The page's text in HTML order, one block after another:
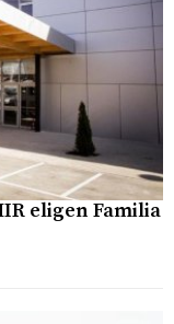
eligen Familia